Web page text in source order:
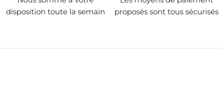
disposition toute la semain
proposés sont tous sécurisés